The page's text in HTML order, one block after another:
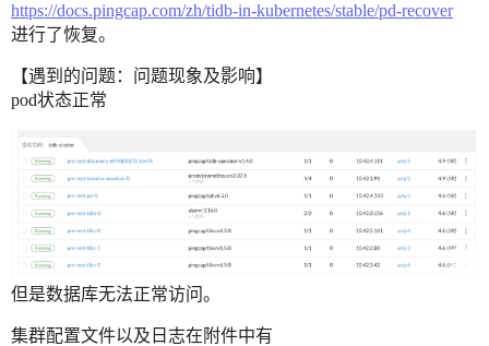
https://docs.pingcap.com/zh/tidb-in-kubernetes/stable/pd-recover
进行了恢复。
【遇到的问题：问题现象及影响】
pod状态正常
但是数据库无法正常访问。
集群配置文件以及日志在附件中有